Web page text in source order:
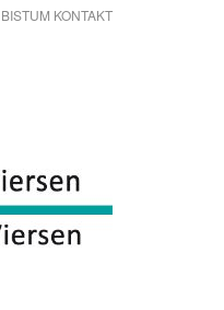
BISTUM KONTAKT